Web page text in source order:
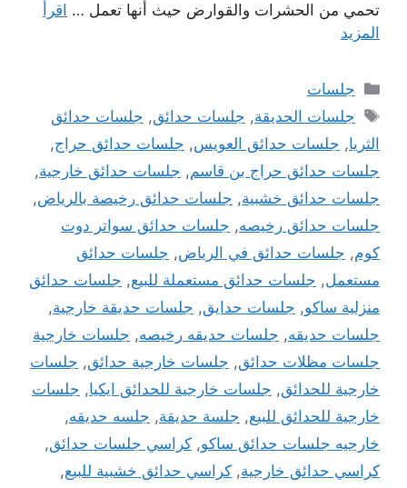
تحمي من الحشرات والقوارض حيث أنها تعمل … اقرأ
المزيد
التصنيفات
جلسات
الوسوم
جلسات الحديقة, جلسات حدائق, جلسات حدائق
الثريا, جلسات حدائق العويس, جلسات حدائق حراج,
جلسات حدائق حراج بن قاسم, جلسات حدائق خارجية,
جلسات حدائق خشبية, جلسات حدائق رخيصة بالرياض,
جلسات حدائق رخيصه, جلسات حدائق سواتر دوت
كوم, جلسات حدائق في الرياض, جلسات حدائق
مستعمل, جلسات حدائق مستعملة للبيع, جلسات حدائق
منزلية ساكو, جلسات حدايق, جلسات حديقة خارجية,
جلسات حديقه, جلسات حديقه رخيصه, جلسات خارجية
جلسات مظلات حدائق, جلسات خارجية حدائق, جلسات
خارجية للحدائق, جلسات خارجية للحدائق ايكيا, جلسات
خارجية للحدائق للبيع, جلسة حديقة, جلسه حديقه,
خارجيه جلسات حدائق ساكو, كراسي جلسات حدائق,
كراسي حدائق خارجية, كراسي حدائق خشبية للبيع,